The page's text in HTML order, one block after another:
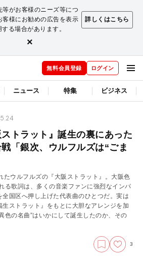
がお客様のニーズ等につ
様にお勧めの広告を表示
る場合があります。
詳しくはこちら
×
無料会員登録 ログイン
ニュース 特集 ビジネス
トラット』誕生の裏にあった
「銀次、ウルフルズは“ごま
ウルフルズの『大阪ストラット』。大阪色
る歌詞は、多くの音楽ファンに強烈なインパ
国区へ押し上げた代表曲のひとつだ。実は
ストラット』をもとに大胆なアレンジを加
色の名曲”はいかにして誕生したのか、その
3